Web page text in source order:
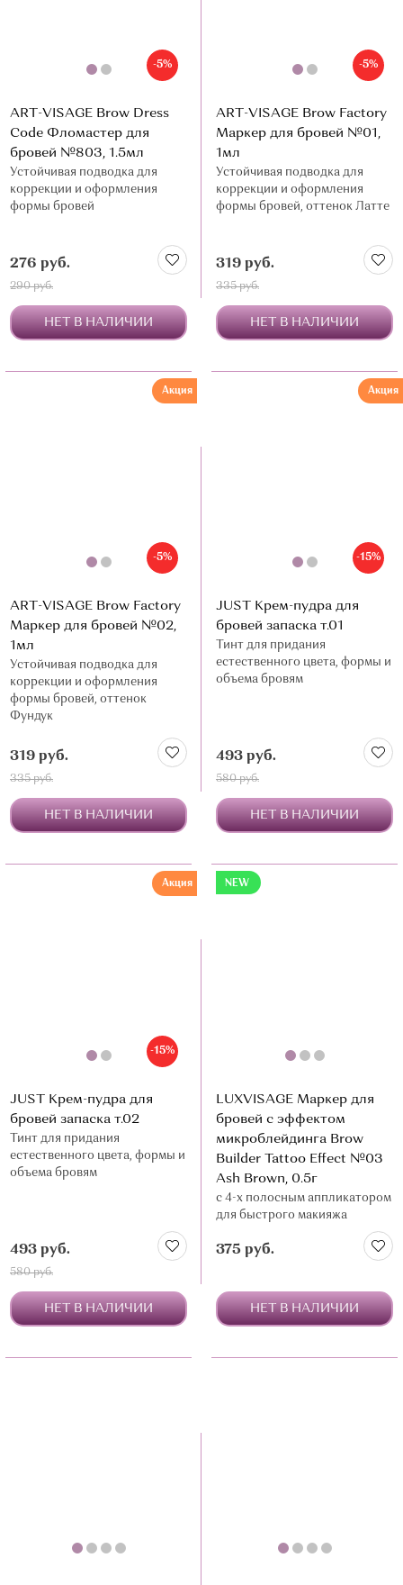
-5%
ART-VISAGE Brow Dress
Code Фломастер для
бровей №803, 1.5мл
Устойчивая подводка для
коррекции и оформления
формы бровей
276 руб.
290 руб.
НЕТ В НАЛИЧИИ
-5%
ART-VISAGE Brow Factory
Маркер для бровей №01,
1мл
Устойчивая подводка для
коррекции и оформления
формы бровей, оттенок Латте
319 руб.
335 руб.
НЕТ В НАЛИЧИИ
-5%
Акция
ART-VISAGE Brow Factory
Маркер для бровей №02,
1мл
Устойчивая подводка для
коррекции и оформления
формы бровей, оттенок
Фундук
319 руб.
335 руб.
НЕТ В НАЛИЧИИ
-15%
Акция
JUST Крем-пудра для
бровей запаска т.01
Тинт для придания
естественного цвета, формы и
объема бровям
493 руб.
580 руб.
НЕТ В НАЛИЧИИ
-15%
Акция
JUST Крем-пудра для
бровей запаска т.02
Тинт для придания
естественного цвета, формы и
объема бровям
493 руб.
580 руб.
НЕТ В НАЛИЧИИ
NEW
LUXVISAGE Маркер для
бровей с эффектом
микроблейдинга Brow
Builder Tattoo Effect №03
Ash Brown, 0.5г
с 4-х полосным аппликатором
для быстрого макияжа
формула
375 руб.
НЕТ В НАЛИЧИИ